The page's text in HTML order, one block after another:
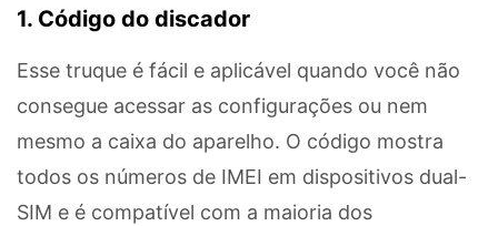
1. Código do discador
Esse truque é fácil e aplicável quando você não
consegue acessar as configurações ou nem
mesmo a caixa do aparelho. O código mostra
todos os números de IMEI em dispositivos dual-
SIM e é compatível com a maioria dos